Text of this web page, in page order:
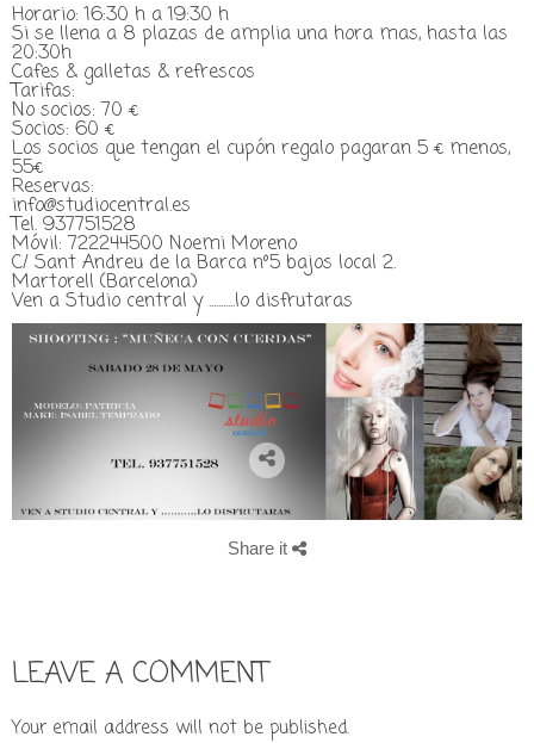
Horario: 16:30 h a 19:30 h
Si se llena a 8 plazas de amplia una hora mas, hasta las
20:30h
Cafes & galletas & refrescos
Tarifas:
No socios: 70 €
Socios: 60 €
Los socios que tengan el cupón regalo pagaran 5 € menos,
55€
Reservas:
info@studiocentral.es
Tel. 937751528
Móvil: 722244500 Noemi Moreno
C/ Sant Andreu de la Barca nº5 bajos local 2.
Martorell (Barcelona)
Ven a Studio central y ...........lo disfrutaras
Share it
LEAVE A COMMENT
Your email address will not be published.